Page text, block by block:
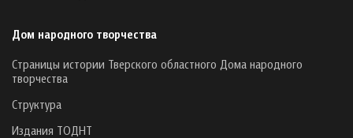
Дом народного творчества
Страницы истории Тверского областного Дома народного
творчества
Структура
Издания ТОДНТ